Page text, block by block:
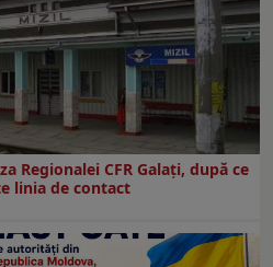
Regionalei CFR Galați, după ce
linia de contact